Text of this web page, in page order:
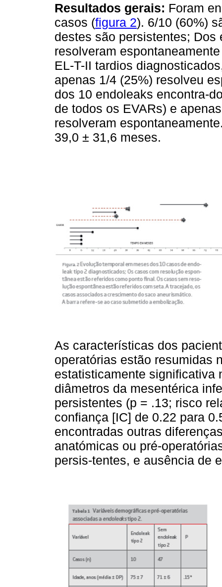
Resultados gerais: Foram
casos (figura 2). 6/10 (60%)
destes são persistentes;
resolveram
EL-T-II tardios
apenas 1/4 (25%) resolveu
dos 10 endoleaks encontra-
de todos os EVARs) e
resolveram
39,0 ± 31,6 meses.
As características dos
operatórias estão resumidas
estatisticamente significativa
diâmetros da mesentérica
persistentes (p = .13; risco
confiança [IC] de 0.22 para
encontradas outras
anatómicas ou pré-
persis-tentes, e ausência de